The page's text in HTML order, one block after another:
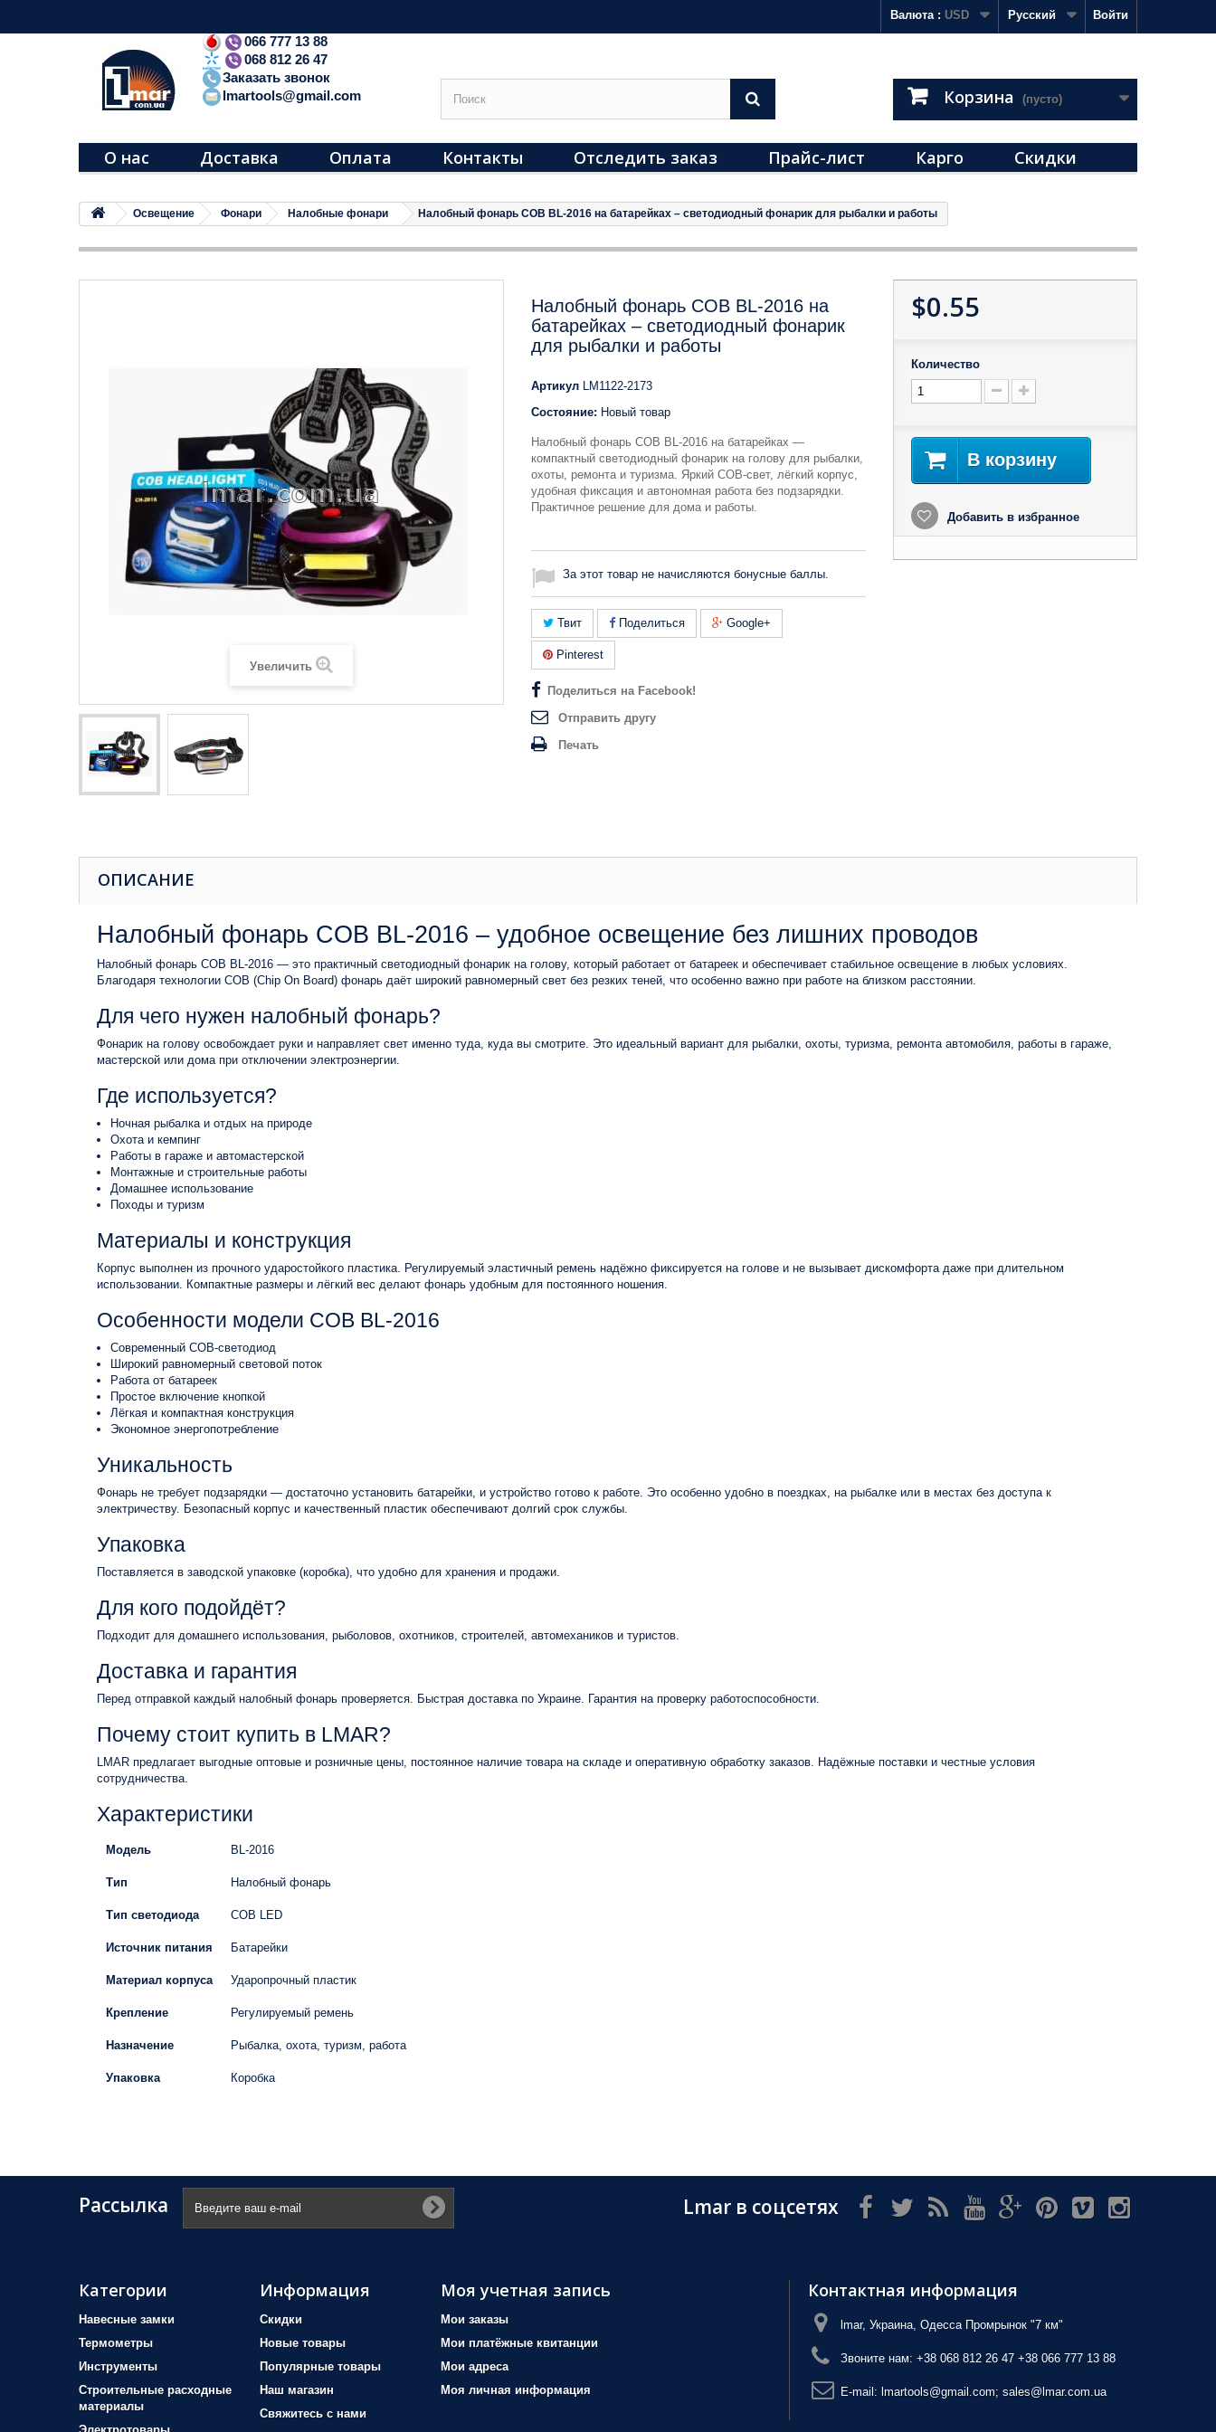
Войти
Русский
Валюта : USD
066 777 13 88
068 812 26 47
Заказать звонок
lmartools@gmail.com
Корзина (пусто)
О нас Доставка Оплата Контакты Отследить заказ Прайс-лист Карго Скидки
Освещение Фонари Налобные фонари Налобный фонарь COB BL-2016 на батарейках – светодиодный фонарик для рыбалки и работы
Увеличить
Налобный фонарь COB BL-2016 на
батарейках – светодиодный фонарик
для рыбалки и работы
Артикул LM1122-2173
Состояние: Новый товар
Налобный фонарь COB BL-2016 на батарейках —
компактный светодиодный фонарик на голову для рыбалки,
охоты, ремонта и туризма. Яркий COB-свет, лёгкий корпус,
удобная фиксация и автономная работа без подзарядки.
Практичное решение для дома и работы.
За этот товар не начисляются бонусные баллы.
Твит Поделиться Google+
Pinterest
Поделиться на Facebook!
Отправить другу
Печать
$0.55
Количество
В корзину
Добавить в избранное
ОПИСАНИЕ
Налобный фонарь COB BL-2016 – удобное освещение без лишних проводов
Налобный фонарь COB BL-2016 — это практичный светодиодный фонарик на голову, который работает от батареек и обеспечивает стабильное освещение в любых условиях.
Благодаря технологии COB (Chip On Board) фонарь даёт широкий равномерный свет без резких теней, что особенно важно при работе на близком расстоянии.
Для чего нужен налобный фонарь?
Фонарик на голову освобождает руки и направляет свет именно туда, куда вы смотрите. Это идеальный вариант для рыбалки, охоты, туризма, ремонта автомобиля, работы в гараже,
мастерской или дома при отключении электроэнергии.
Где используется?
Ночная рыбалка и отдых на природе
Охота и кемпинг
Работы в гараже и автомастерской
Монтажные и строительные работы
Домашнее использование
Походы и туризм
Материалы и конструкция
Корпус выполнен из прочного ударостойкого пластика. Регулируемый эластичный ремень надёжно фиксируется на голове и не вызывает дискомфорта даже при длительном
использовании. Компактные размеры и лёгкий вес делают фонарь удобным для постоянного ношения.
Особенности модели COB BL-2016
Современный COB-светодиод
Широкий равномерный световой поток
Работа от батареек
Простое включение кнопкой
Лёгкая и компактная конструкция
Экономное энергопотребление
Уникальность
Фонарь не требует подзарядки — достаточно установить батарейки, и устройство готово к работе. Это особенно удобно в поездках, на рыбалке или в местах без доступа к
электричеству. Безопасный корпус и качественный пластик обеспечивают долгий срок службы.
Упаковка
Поставляется в заводской упаковке (коробка), что удобно для хранения и продажи.
Для кого подойдёт?
Подходит для домашнего использования, рыболовов, охотников, строителей, автомехаников и туристов.
Доставка и гарантия
Перед отправкой каждый налобный фонарь проверяется. Быстрая доставка по Украине. Гарантия на проверку работоспособности.
Почему стоит купить в LMAR?
LMAR предлагает выгодные оптовые и розничные цены, постоянное наличие товара на складе и оперативную обработку заказов. Надёжные поставки и честные условия
сотрудничества.
Характеристики
Модель BL-2016
Тип Налобный фонарь
Тип светодиода COB LED
Источник питания Батарейки
Материал корпуса Ударопрочный пластик
Крепление Регулируемый ремень
Назначение Рыбалка, охота, туризм, работа
Упаковка Коробка
Рассылка Lmar в соцсетях
Категории
Навесные замки
Термометры
Инструменты
Строительные расходные
материалы
Информация
Скидки
Новые товары
Популярные товары
Наш магазин
Свяжитесь с нами
Моя учетная запись
Мои заказы
Мои платёжные квитанции
Мои адреса
Моя личная информация
Контактная информация
lmar, Украина, Одесса Промрынок "7 км"
Звоните нам: +38 068 812 26 47 +38 066 777 13 88
E-mail: lmartools@gmail.com; sales@lmar.com.ua